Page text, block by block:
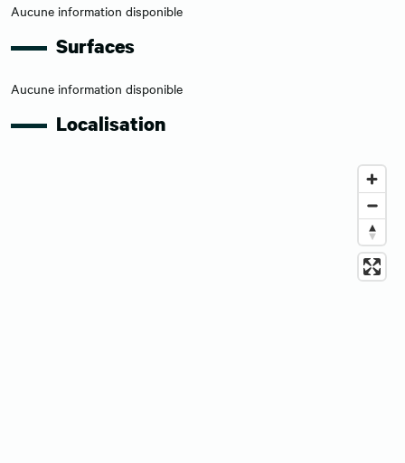
Aucune information disponible
Surfaces
Aucune information disponible
Localisation